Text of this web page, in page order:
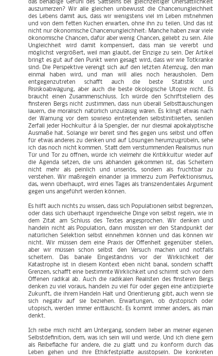
das behäbige Gefühl des Sattseins bei gleichzeitiger Unersättlichkeit
auszumerzen? Wir alle gleichen unbewusst die Chancenungleichheit
des Lebens damit aus, dass wir wenigstens viel im Leben mitnehmen
und von dem fetten Kuchen erwarten, ohne ihn zu teilen. Und das ist
nicht nur ökonomische Chancenungleichheit: Manche haben zwar viele
ökonomische Chancen, dafür aber wenig Chancen, geliebt zu sein. Alle
Ungleichheit wird damit kompensiert, dass man sie vererbt und
möglichst vergrößert, weil man glaubt, der Einzige zu sein. Der Artikel
bringt es gut auf den Punkt wenn gesagt wird, dass wir wie Totkranke
sind: Die Perspektive verengt sich auf den letzten Atemzug, den man
einmal haben wird, und man will alles noch herausholen. Dem
entgegenzutreten schafft auch die beste Statistik und
Risiskoabwägung, aber auch die beste ökologische Utopie nicht. Es
braucht einen Zusammenschluss. Ich würde den Schriftstellern des
finsteren Bergs nicht zustimmen, dass nun überall Selbsttäuschungen
lauern, die moralisch natürlich unzulässig wären. Es klingt etwas nach
der Warnung vor dem sowieso eintretenden selbstinitiierten, senilen
Zerfall jeder Hochkultur á la Spengler, der nur diesmal apokalyptische
Ausmaße hat. Solange wir bereit sind fies gegen uns selbst und offen
für etwas anderes zu denken und auf Lösungen herumzugrübeln, sehe
ich das noch nicht kommen. Statt dem verstummenden Realismus nun
Tür und Tor zu öffnen, würde ich vielmehr die Kritikkultur wieder auf
die Agenda setzen, die uns abhanden gekommen ist, das Scheitern
nicht mehr als peinlich und unseriös, sondern als fruchtbar zu
verstehen. Wir maßregeln einander ja immerzu zum Perfektionismus,
das, wenn überhaupt, wird eines Tages als transzendentales Argument
gegen uns angeführt werden können.
Es hilft auch nichts zu wissen, dass sich Populationen selbst begrenzen,
oder dass sich überhaupt irgendwelche Dinge von selbst regeln, wie in
dem Zitat am Schluss des Textes angesprochen. Wir denken und
handeln nicht als Population, dann müssten wir den Standpunkt der
natürlichen Selektion selbst einnehmen können und das können wir
nicht. Wir müssen dem eine Praxis der Offenheit gegenüber stellen,
aber wir müssen schon selbst den Versuch machen und notfalls
scheitern. Das banale Eingeständnis vor der Wirklichkeit der
Katastrophe ist in diesem Kontext eben nicht banal, sondern schafft
Grenzen, schafft eine bestimmte Wirklichkeit und schirmt sich vor dem
Offenen radikal ab. Auch die radikalen Realisten des finsteren Bergs
denken zu viel voraus, handeln zu viel für oder gegen eine antizipierte
Zukunft, die ihrem Handeln Halt und Orientierung gibt, auch wenn sie
sich negativ auf sie beziehen. Erwartungen, ob dystopisch oder
utopisch, werden immer enttäuscht: Es kommt immer anders, als man
denkt.
Ich reibe mich nicht am Untergang, sondern lieber an meiner eigenen
Selbstdefinition, dem, was ich sein will und werde. Und ich diene gern
als Reibefläche für andere, die zu glatt und zu konform durch das
Leben gehen und ihre Ethikfestplatte ausstöpseln. Die konkreten